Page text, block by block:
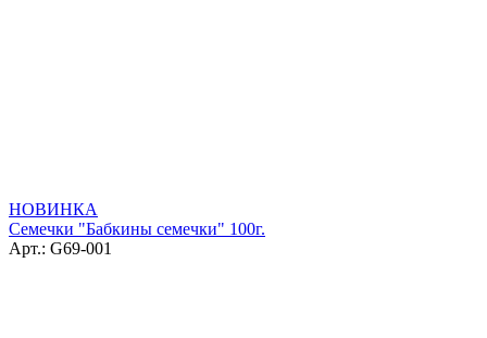
НОВИНКА
Семечки "Бабкины семечки" 100г.
Арт.: G69-001